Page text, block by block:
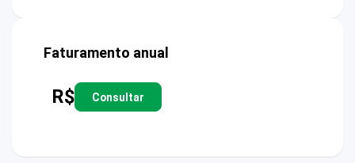
Faturamento anual
R$ Consultar